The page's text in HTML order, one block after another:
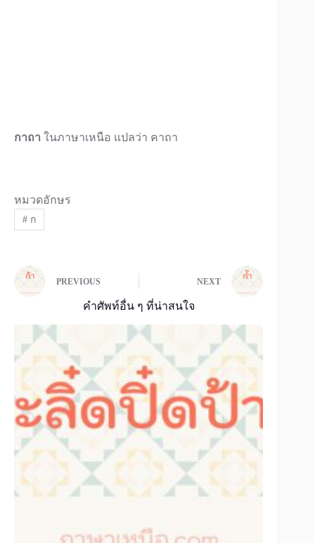
กาถา ในภาษาเหนือ แปลว่า คาถา
หมวดอักษร
#ก
PREVIOUS NEXT
คำศัพท์อื่น ๆ ที่น่าสนใจ